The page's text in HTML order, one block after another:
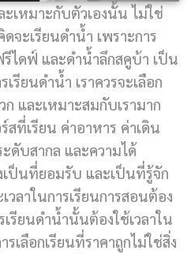
เหมาะกับตัวเองนั้น ไม่ใช่
ดจะเรียนดำน้ำ เพราะการ
ไดฟ์ และดำน้ำลึกสคูบ้า เป็น
รียนดำน้ำ เราควรจะเลือก
และเหมาะสมกับเรามาก
ที่เรียน ค่าอาหาร ค่าเดิน
ดับสากล และความได้
ป็นที่ยอมรับ และเป็นที่รู้จัก
วลาในการเรียนการสอนต้อง
เรียนดำน้ำนั้นต้องใช้เวลาใน
รเลือกเรียนที่ราคาถูกไม่ใช่สิ่ง